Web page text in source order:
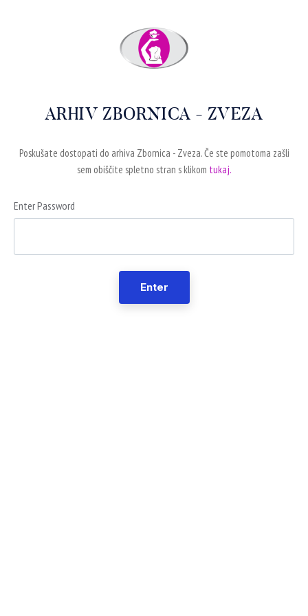
ARHIV ZBORNICA - ZVEZA
Poskušate dostopati do arhiva Zbornica - Zveza. Če ste pomotoma zašli
sem obiščite spletno stran s klikom tukaj.
Enter Password
Enter